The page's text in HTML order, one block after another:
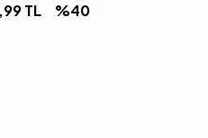
TL %40